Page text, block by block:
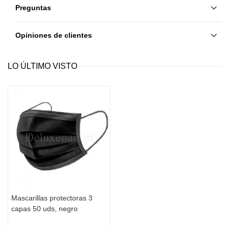
Preguntas
Opiniones de clientes
LO ÚLTIMO VISTO
Mascarillas protectoras 3
capas 50 uds, negro